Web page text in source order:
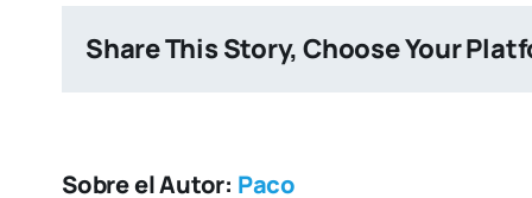
Share This Story, Choose Your
Sobre el Autor: Paco